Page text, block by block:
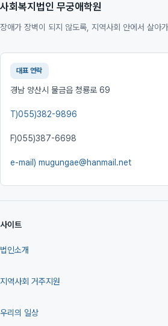
사회복지법인 무궁애학원
장애가 장벽이 되지 않도록, 지역사회 안에서 살아
대표 연락
경남 양산시 물금읍 청룡로 69
T)055)382-9896
F)055)387-6698
e-mail) mugungae@hanmail.net
사이트
법인소개
지역사회 거주지원
우리의 일상